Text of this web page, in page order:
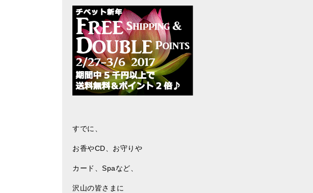
すでに、
お香やCD、お守りや
カード、Spaなど、
沢山の皆さまに